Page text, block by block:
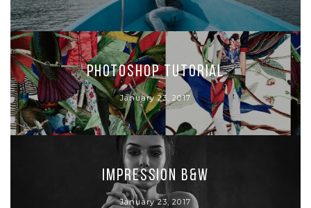
Photoshop Tutorial
January 23, 2017
Impression B&W
January 23, 2017